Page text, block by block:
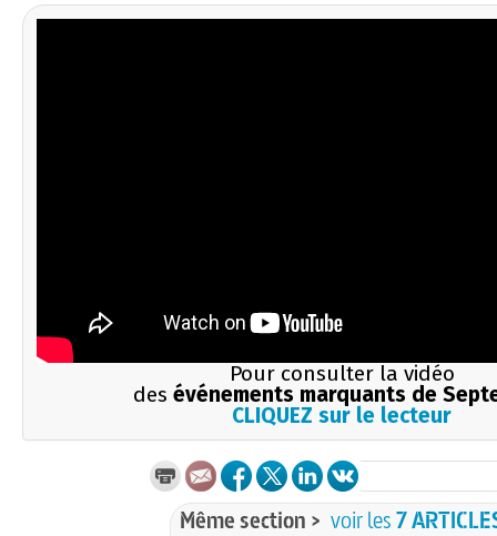
Pour consulter la vidéo
des événements marquants de
CLIQUEZ sur le lecteur
Même section > voir les7